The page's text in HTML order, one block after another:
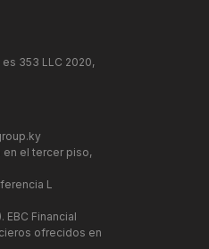
353 LLC 2020,
en el tercer piso,
L
Financial
ofrecidos en